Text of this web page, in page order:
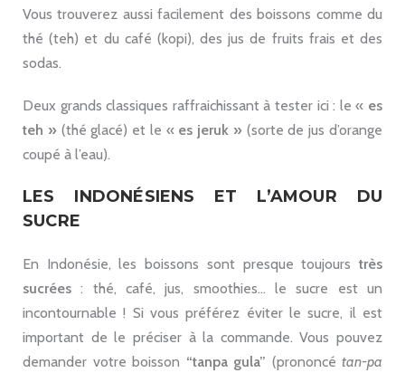
Vous trouverez aussi facilement des boissons comme du
thé (teh) et du café (kopi), des jus de fruits frais et des
sodas.
Deux grands classiques raffraichissant à tester ici : le « es
teh » (thé glacé) et le « es jeruk » (sorte de jus d’orange
coupé à l’eau).
LES INDONÉSIENS ET L’AMOUR DU
SUCRE
En Indonésie, les boissons sont presque toujours très
sucrées : thé, café, jus, smoothies… le sucre est un
incontournable ! Si vous préférez éviter le sucre, il est
important de le préciser à la commande. Vous pouvez
demander votre boisson “tanpa gula” (prononcé tan-pa